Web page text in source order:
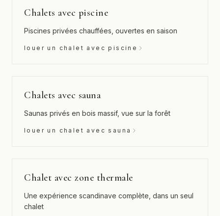
Chalets avec piscine
Piscines privées chauffées, ouvertes en saison
louer un chalet avec piscine
Chalets avec sauna
Saunas privés en bois massif, vue sur la forêt
louer un chalet avec sauna
Chalet avec zone thermale
Une expérience scandinave complète, dans un seul
chalet